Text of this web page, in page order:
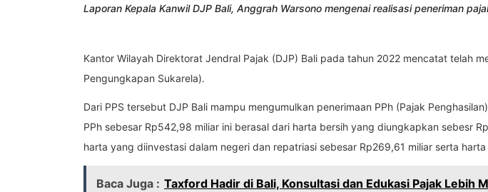
Laporan Kepala Kanwil DJP Bali, Anggrah Warsono mengenai realisasi peneriman
Kantor Wilayah Direktorat Jendral Pajak (DJP) Bali pada tahun 2022 mencatat telah
Pengungkapan Sukarela).
Dari PPS tersebut DJP Bali mampu mengumulkan penerimaan PPh (Pajak
PPh sebesar Rp542,98 miliar ini berasal dari harta bersih yang diungkapkan sebesr
harta yang diinvestasi dalam negeri dan repatriasi sebesar Rp269,61 miliar serta
Baca Juga : Taxford Hadir di Bali, Konsultasi dan Edukasi Pajak Lebih